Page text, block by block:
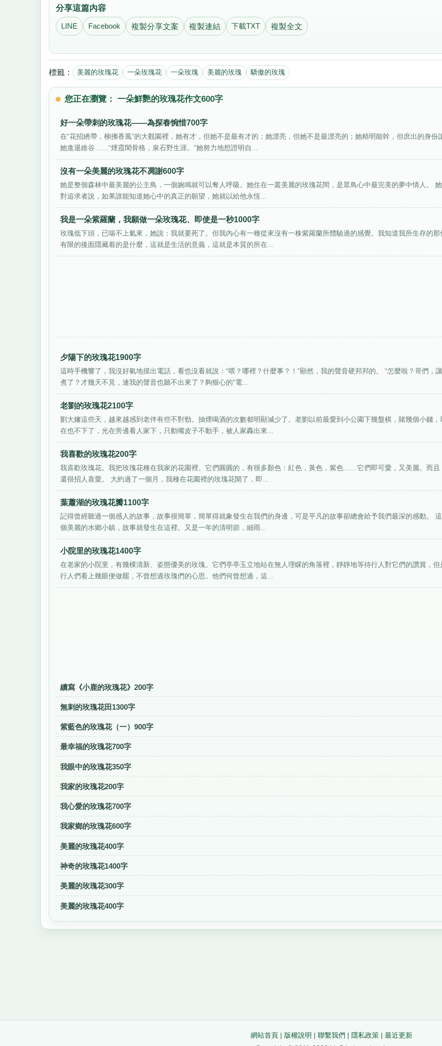
分享這篇內容
LINE Facebook 複製分享文案 複製連結 下載TXT 複製全文
標籤： 美麗的玫瑰花 一朵玫瑰花 一朵玫瑰 美麗的玫瑰 驕傲的玫瑰
您正在瀏覽： 一朵鮮艷的玫瑰花作文600字
好一朵帶刺的玫瑰花——為探春惋惜700字
在“花招綉帶，柳拂香風”的大觀園裡，她有才，但她不是最有才的；她漂亮，但她不是最漂亮的；她精明能幹，但庶出的身份
她進退維谷……“煙霞閑骨格，泉石野生涯。”她努力地想證明自...
沒有一朵美麗的玫瑰花不凋謝600字
她是整個森林中最美麗的公主鳥，一個婉鳴就可以奪人呼吸。她住在一叢美麗的玫瑰花間，是眾鳥心中最完美的夢中情人。
對追求者說，如果誰能知道她心中的真正的願望，她就以給他永恆...
我是一朵紫羅蘭，我願做一朵玫瑰花、即使是一秒1000字
玫瑰低下頭，已喘不上氣來，她說：我就要死了。但我內心有一種從來沒有一株紫羅蘭所體驗過的感覺。我知道我所生存的那
有限的後面隱藏着的是什麼，這就是生活的意義，這就是本質的所在...
夕陽下的玫瑰花1900字
這時手機響了，我沒好氣地摸出電話，看也沒看就說：“喂？哪裡？什麼事？！”顯然，我的聲音硬邦邦的。 “怎麼啦？哥們，
煮了？才幾天不見，連我的聲音也聽不出來了？夠狠心的”電...
老劉的玫瑰花2100字
劉大嬸這些天，越來越感到老伴有些不對勁。抽煙喝酒的次數都明顯減少了。老劉以前最愛到小公園下幾盤棋，賭幾個小錢，
在也不下了，光在旁邊看人家下，只動嘴皮子不動手，被人家轟出來...
我喜歡的玫瑰花200字
我喜歡玫瑰花。我把玫瑰花種在我家的花園裡。它們圓圓的，有很多顏色：紅色，黃色，紫色……它們即可愛，又美麗。而且
還很招人喜愛。 大約過了一個月，我種在花園裡的玫瑰花開了，即...
葉蕭湖的玫瑰花瓣1100字
記得曾經聽過一個感人的故事，故事很簡單，簡單得就象發生在我們的身邊，可是平凡的故事卻總會給予我們最深的感動。
個美麗的水鄉小鎮，故事就發生在這裡。又是一年的清明節，細雨...
小院里的玫瑰花1400字
在老家的小院里，有幾棵清新、姿態優美的玫瑰。它們亭亭玉立地站在無人理睬的角落裡，靜靜地等待行人對它們的讚賞，但
行人們看上幾眼便做罷，不曾想過玫瑰們的心思。他們何曾想過，這...
續寫《小鹿的玫瑰花》200字
無刺的玫瑰花田1300字
紫藍色的玫瑰花（一）900字
最幸福的玫瑰花700字
我眼中的玫瑰花350字
我家的玫瑰花200字
我心愛的玫瑰花700字
我家鄉的玫瑰花600字
美麗的玫瑰花400字
神奇的玫瑰花1400字
美麗的玫瑰花300字
美麗的玫瑰花400字
網站首頁 | 版權說明 | 聯繫我們 | 隱私政策 | 最近更新